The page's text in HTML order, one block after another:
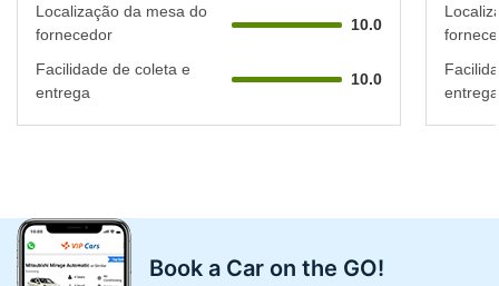
Localização da mesa do
fornecedor
10.0
Facilidade de coleta e
entrega
10.0
entrega
Book a Car on the GO!